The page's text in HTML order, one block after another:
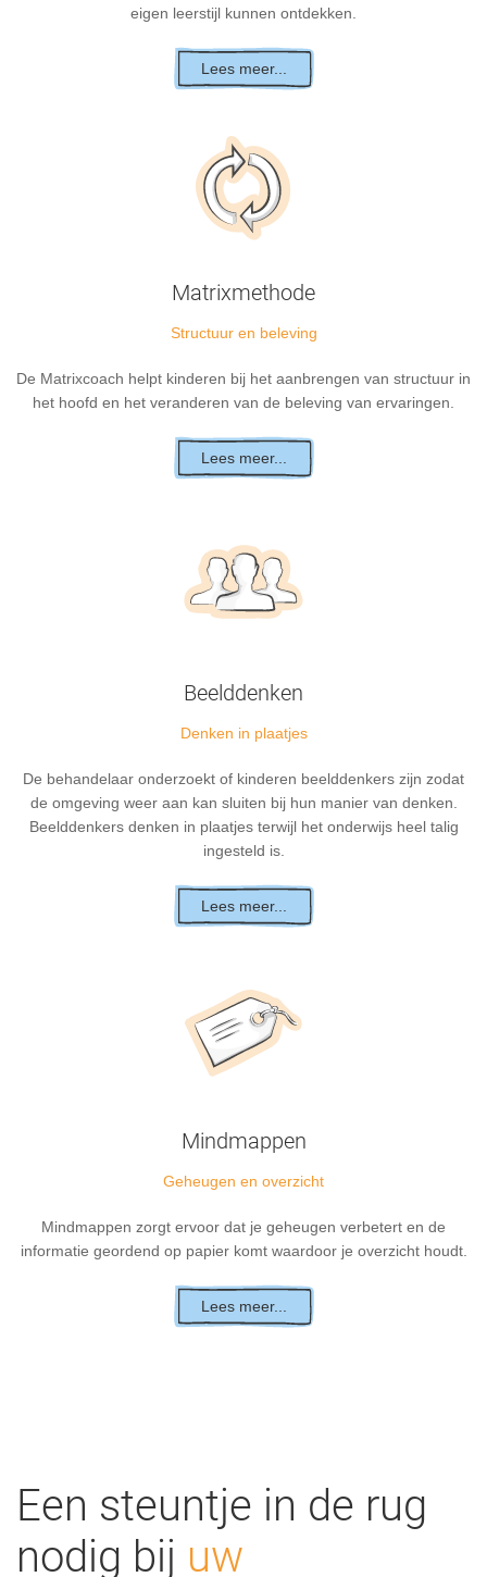
eigen leerstijl kunnen ontdekken.
Lees meer...
Matrixmethode
Structuur en beleving
De Matrixcoach helpt kinderen bij het aanbrengen van structuur in
het hoofd en het veranderen van de beleving van ervaringen.
Lees meer...
Beelddenken
Denken in plaatjes
De behandelaar onderzoekt of kinderen beelddenkers zijn zodat
de omgeving weer aan kan sluiten bij hun manier van denken.
Beelddenkers denken in plaatjes terwijl het onderwijs heel talig
ingesteld is.
Lees meer...
Mindmappen
Geheugen en overzicht
Mindmappen zorgt ervoor dat je geheugen verbetert en de
informatie geordend op papier komt waardoor je overzicht houdt.
Lees meer...
Een steuntje in de rug
nodig bij uw